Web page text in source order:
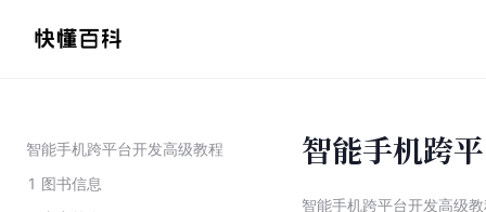
智能手机跨平台开发高级教程
1 图书信息
智能手机跨
智能手机跨平台开发高级